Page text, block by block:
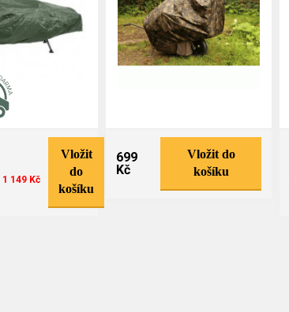
1 149 Kč
Vložit
do
košíku
699
Kč
Vložit do
košíku